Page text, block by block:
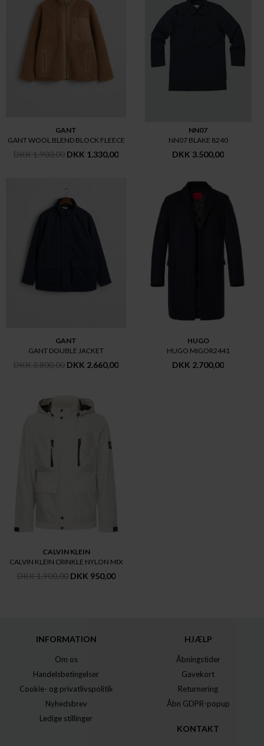
GANT
GANT WOOL BLEND BLOCK FLEECE
DKK 1.900,00 DKK 1.330,00
NN07
NN07 BLAKE 8240
DKK 3.500,00
GANT
GANT DOUBLE JACKET
DKK 3.800,00 DKK 2.660,00
HUGO
HUGO MIGOR2441
DKK 2.700,00
CALVIN KLEIN
CALVIN KLEIN CRINKLE NYLON MIX
DKK 1.900,00 DKK 950,00
INFORMATION
Om os
Handelsbetingelser
Cookie- og privatlivspolitik
Nyhedsbrev
Ledige stillinger
HJÆLP
Åbningstider
Gavekort
Returnering
Åbn GDPR-popup
KONTAKT